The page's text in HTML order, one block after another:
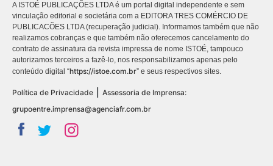
A ISTOÉ PUBLICAÇÕES LTDA é um portal digital independente e sem
vinculação editorial e societária com a EDITORA TRES COMÉRCIO DE
PUBLICACÕES LTDA (recuperação judicial). Informamos também que não
realizamos cobranças e que também não oferecemos cancelamento do
contrato de assinatura da revista impressa de nome ISTOÉ, tampouco
autorizamos terceiros a fazê-lo, nos responsabilizamos apenas pelo
conteúdo digital “https://istoe.com.br” e seus respectivos sites.
Política de Privacidade
Assessoria de Imprensa:
grupoentre.imprensa@agenciafr.com.br